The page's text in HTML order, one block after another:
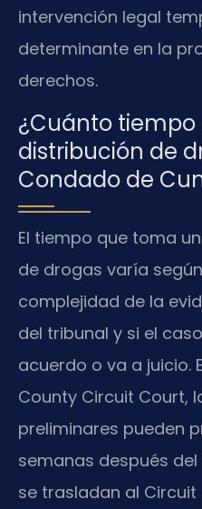
intervención legal
determinante en la
derechos.
¿Cuánto
distribución de
Condado de
El tiempo que toma
de drogas varía
complejidad de la
del tribunal y si el
acuerdo o va a juicio.
County Circuit Court,
preliminares pueden
semanas después
se trasladan al